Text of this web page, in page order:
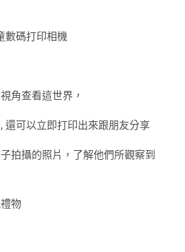
數碼打印相機
角查看這世界，
還可以立即打印出來跟朋友分享
拍攝的照片，了解他們所觀察到
物